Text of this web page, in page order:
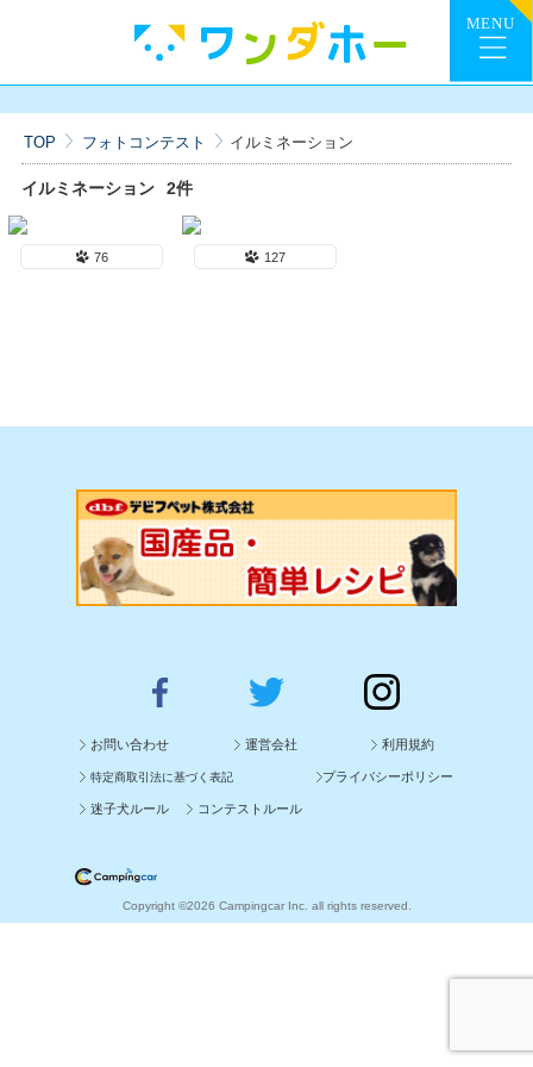
TOP フォトコンテスト イルミネーション
イルミネーション 2件
76 127
お問い合わせ 運営会社 利用規約
特定商取引法に基づく表記 プライバシーポリシー
迷子犬ルール コンテストルール
Copyright ©2026 Campingcar Inc. all rights reserved.